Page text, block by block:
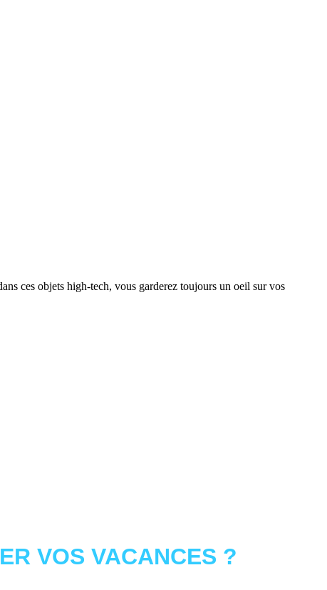
ces objets high-tech, vous garderez toujours un oeil sur vos
VOS VACANCES ?